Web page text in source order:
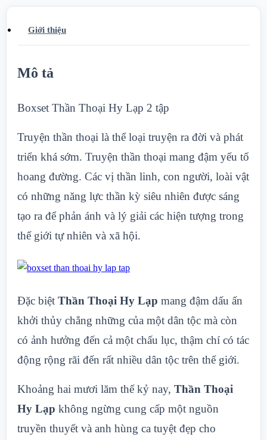
Giới thiệu
Mô tả
Boxset Thần Thoại Hy Lạp 2 tập
Truyện thần thoại là thể loại truyện ra đời và phát
triển khá sớm. Truyện thần thoại mang đậm yếu tố
hoang đường. Các vị thần linh, con người, loài vật
có những năng lực thần kỳ siêu nhiên được sáng
tạo ra để phản ánh và lý giải các hiện tượng trong
thế giới tự nhiên và xã hội.
Đặc biệt Thần Thoại Hy Lạp mang đậm dấu ấn
khởi thủy chẳng những của một dân tộc mà còn
có ảnh hưởng đến cả một chấu lục, thậm chí có tác
động rộng rãi đến rất nhiều dân tộc trên thế giới.
Khoảng hai mươi lăm thế kỷ nay, Thần Thoại
Hy Lạp không ngừng cung cấp một nguồn
truyền thuyết và anh hùng ca tuyệt đẹp cho